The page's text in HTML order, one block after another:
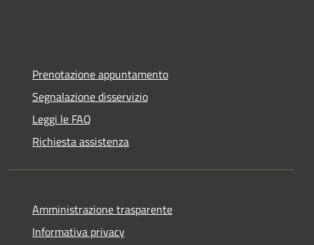
Prenotazione appuntamento
Segnalazione disservizio
Leggi le FAQ
Richiesta assistenza
Amministrazione trasparente
Informativa privacy